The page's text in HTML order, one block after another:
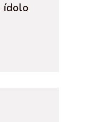
ídolo